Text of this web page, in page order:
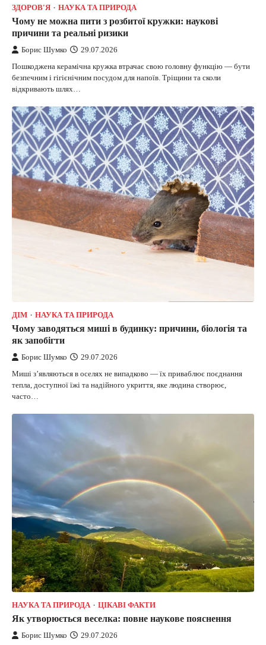
ЗДОРОВ'Я НАУКА ТА ПРИРОДА
Чому не можна пити з розбитої кружки: наукові
причини та реальні ризики
Борис Шумко 29.07.2026
Пошкоджена керамічна кружка втрачає свою головну функцію — бути
безпечним і гігієнічним посудом для напоїв. Тріщини та сколи
відкривають шлях…
ДІМ НАУКА ТА ПРИРОДА
Чому заводяться миші в будинку: причини, біологія та
як запобігти
Борис Шумко 29.07.2026
Миші з’являються в оселях не випадково — їх приваблює поєднання
тепла, доступної їжі та надійного укриття, яке людина створює,
часто…
НАУКА ТА ПРИРОДА ЦІКАВІ ФАКТИ
Як утворюється веселка: повне наукове пояснення
Борис Шумко 29.07.2026